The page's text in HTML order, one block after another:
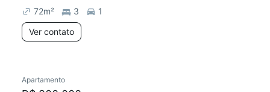
72m² 3
1
Ver contato
Apartamento